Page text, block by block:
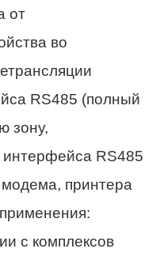
от
во
RS485 (полный
зону,
интерфейса RS485
принтера
с комплексов